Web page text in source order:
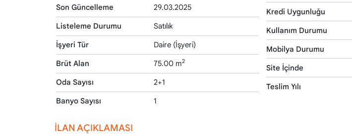
Son Güncelleme 29.03.2025
Listeleme Durumu Satılık
İşyeri Tür Daire (İşyeri)
Brüt Alan 75.00 m2
Oda Sayısı 2+1
Banyo Sayısı 1
Kredi Uygunluğu
Kullanım Durumu
Mobilya Durumu
Site İçinde
Teslim Yılı
İLAN AÇIKLAMASI